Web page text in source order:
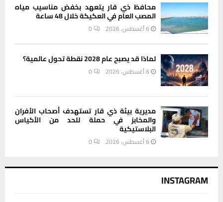
محافظ ذي قار يتعهد بخفض مناسيب مياه
المصب العام في العكيكة خلال 48 ساعة
6 أغسطس، 2026 0
لماذا قد يصبح عام 2028 نقطة تحول عالمية؟
6 أغسطس، 2026 0
مديرية بيئة ذي قار تستهدف أصحاب الأفران
والمخابز في حملة للحد من الأكياس
البلاستيكية
6 أغسطس، 2026 0
INSTAGRAM